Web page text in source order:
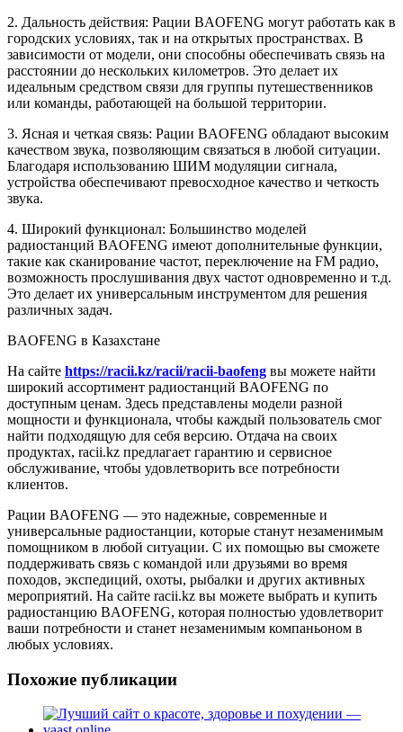
2. Дальность действия: Рации BAOFENG могут работать как в
городских условиях, так и на открытых пространствах. В
зависимости от модели, они способны обеспечивать связь на
расстоянии до нескольких километров. Это делает их
идеальным средством связи для группы путешественников
или команды, работающей на большой территории.
3. Ясная и четкая связь: Рации BAOFENG обладают высоким
качеством звука, позволяющим связаться в любой ситуации.
Благодаря использованию ШИМ модуляции сигнала,
устройства обеспечивают превосходное качество и четкость
звука.
4. Широкий функционал: Большинство моделей
радиостанций BAOFENG имеют дополнительные функции,
такие как сканирование частот, переключение на FM радио,
возможность прослушивания двух частот одновременно и т.д.
Это делает их универсальным инструментом для решения
различных задач.
BAOFENG в Казахстане
На сайте https://racii.kz/racii/racii-baofeng вы можете найти
широкий ассортимент радиостанций BAOFENG по
доступным ценам. Здесь представлены модели разной
мощности и функционала, чтобы каждый пользователь смог
найти подходящую для себя версию. Отдача на своих
продуктах, racii.kz предлагает гарантию и сервисное
обслуживание, чтобы удовлетворить все потребности
клиентов.
Рации BAOFENG — это надежные, современные и
универсальные радиостанции, которые станут незаменимым
помощником в любой ситуации. С их помощью вы сможете
поддерживать связь с командой или друзьями во время
походов, экспедиций, охоты, рыбалки и других активных
мероприятий. На сайте racii.kz вы можете выбрать и купить
радиостанцию BAOFENG, которая полностью удовлетворит
ваши потребности и станет незаменимым компаньоном в
любых условиях.
Похожие публикации